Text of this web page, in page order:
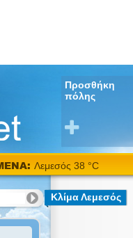
Προσθήκη
πόλης
Λεμεσός 38 °C
Κλίμα Λεμεσός